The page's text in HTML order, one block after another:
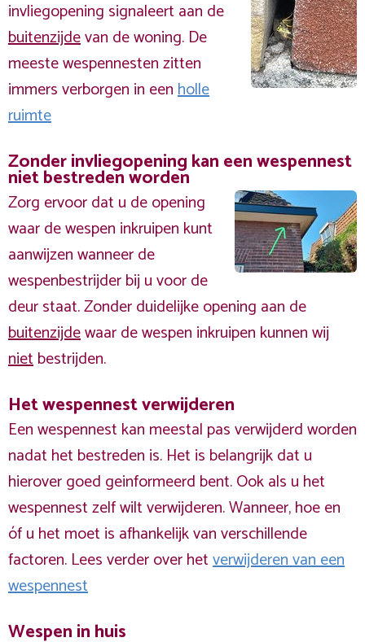
invliegopening signaleert aan de
buitenzijdevan de woning. De
meeste wespennesten zitten
immers verborgen in eenholle
ruimte
Zonder invliegopening kan een wespennest
niet bestreden worden
Zorg ervoor dat u de opening
waar de wespen inkruipen kunt
aanwijzen wanneer de
wespenbestrijder bij u voor de
deur staat. Zonder duidelijke opening aan de
buitenzijdewaar de wespen inkruipen kunnen wij
nietbestrijden.
Het wespennest verwijderen
Een wespennest kan meestal pas verwijderd worden
nadat het bestreden is. Het is belangrijk dat u
hierover goed geinformeerd bent. Ook als u het
wespennest zelf wilt verwijderen. Wanneer, hoe en
óf u het moet is afhankelijk van verschillende
factoren. Lees verder over hetverwijderen van een
wespennest
Wespen in huis